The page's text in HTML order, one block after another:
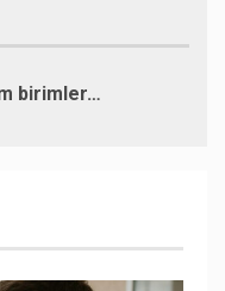
birimler…